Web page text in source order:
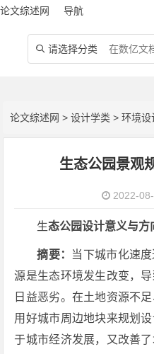
论文综述网 导航
 请选择分类
论文综述网 >设计学类 >环境设
生态公园景观
2022-
生态公园设计意义与方
摘要： 当下城市化速
源是生态环境发生改变，
日益恶劣。在土地资源不
用好城市周边地块来规划
于城市经济发展，又改善